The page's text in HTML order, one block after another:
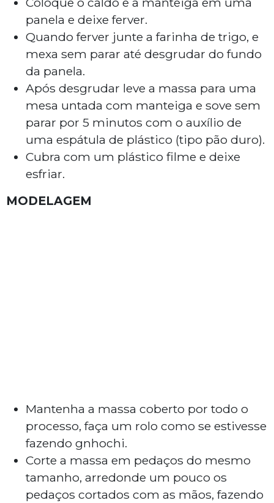
panela e deixe ferver.
Quando ferver junte a farinha de trigo, e
mexa sem parar até desgrudar do fundo
da panela.
Após desgrudar leve a massa para uma
mesa untada com manteiga e sove sem
parar por 5 minutos com o auxílio de
uma espátula de plástico (tipo pão duro).
Cubra com um plástico filme e deixe
esfriar.
MODELAGEM
Mantenha a massa coberto por todo o
processo, faça um rolo como se estivesse
fazendo gnhochi.
Corte a massa em pedaços do mesmo
tamanho, arredonde um pouco os
pedaços cortados com as mãos, fazendo